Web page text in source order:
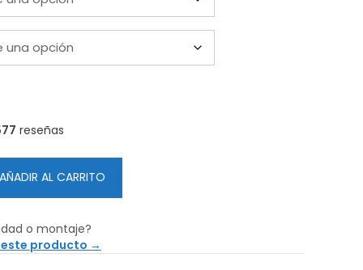
reseñas
AÑADIR AL CARRITO
o montaje?
producto →